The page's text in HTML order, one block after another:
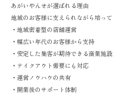
あがいやんせが選ばれる理由
地域のお客様に支えられながら培っ
・地域密着型の店舗運営
・幅広い年代のお客様から支持
・安定した集客が期待できる商業施
・テイクアウト需要にも対応
・運営ノウハウの共有
・開業後のサポート体制